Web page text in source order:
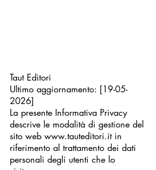
Taut Editori
Ultimo aggiornamento: [19-05-
2026]
La presente Informativa Privacy
descrive le modalità di gestione del
sito web www.tauteditori.itin
riferimento al trattamento dei dati
personali degli utenti che lo